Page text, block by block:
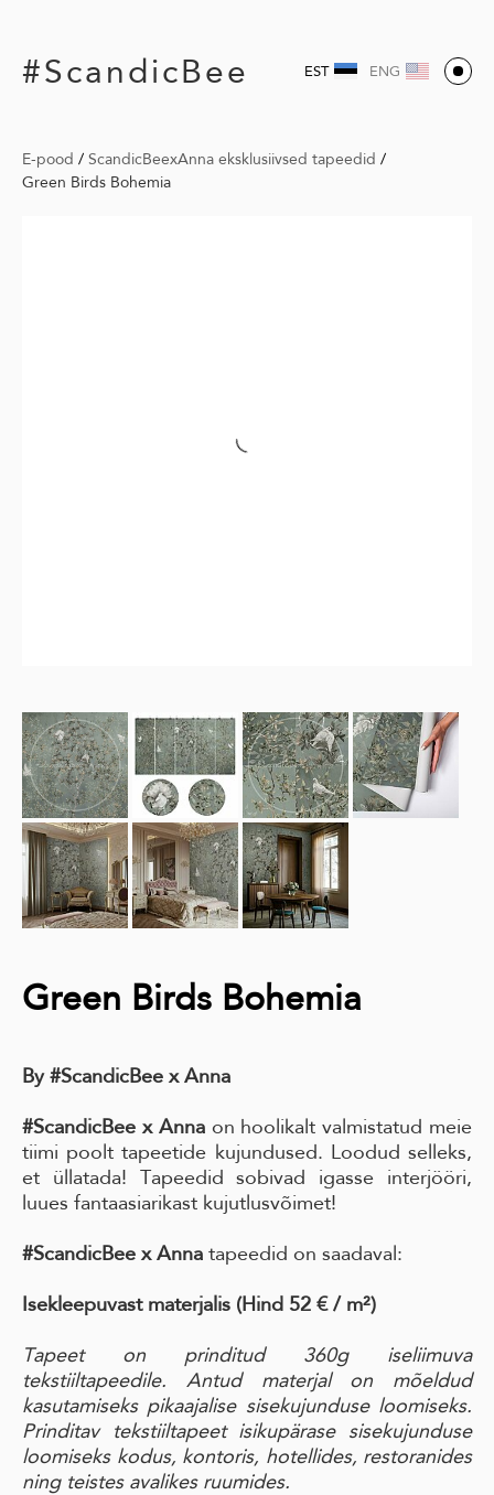
#ScandicBee EST ENG
E-pood / ScandicBeexAnna eksklusiivsed tapeedid /
Green Birds Bohemia
Green Birds Bohemia
By #ScandicBee x Anna
#ScandicBee x Anna on hoolikalt valmistatud meie
tiimi poolt tapeetide kujundused. Loodud selleks,
et üllatada! Tapeedid sobivad igasse interjööri,
luues fantaasiarikast kujutlusvõimet!
#ScandicBee x Anna tapeedid on saadaval:
Isekleepuvast materjalis (Hind 52 € / m²)
Tapeet on prinditud 360g iseliimuva
tekstiiltapeedile. Antud materjal on mõeldud
kasutamiseks pikaajalise sisekujunduse loomiseks.
Prinditav tekstiiltapeet isikupärase sisekujunduse
loomiseks kodus, kontoris, hotellides, restoranides
ning teistes avalikes ruumides.